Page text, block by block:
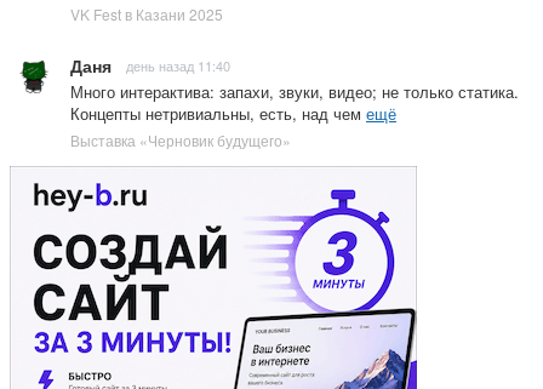
VK Fest в Казани 2025
Даня день назад 11:40
Много интерактива: запахи, звуки, видео; не только статика.
Концепты нетривиальны, есть, над чем ещё
Выставка «Черновик будущего»